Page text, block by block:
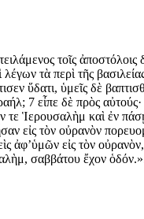
τοῖς
τὰ περὶ τῆς
ὕδατι, ὑμεῖς δὲ
7 εἶπε δὲ πρὸς
Ἱερουσαλὴμ καὶ ἐν
εἰς τὸν οὐρανὸν
ἀφ’ὑμῶν εἰς τὸν
σαββάτου ἔχον